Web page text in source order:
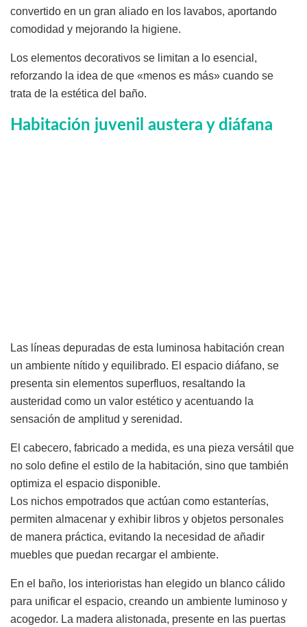
convertido en un gran aliado en los lavabos, aportando
comodidad y mejorando la higiene.
Los elementos decorativos se limitan a lo esencial,
reforzando la idea de que «menos es más» cuando se
trata de la estética del baño.
Habitación juvenil austera y diáfana
Las líneas depuradas de esta luminosa habitación crean
un ambiente nítido y equilibrado. El espacio diáfano, se
presenta sin elementos superfluos, resaltando la
austeridad como un valor estético y acentuando la
sensación de amplitud y serenidad.
El cabecero, fabricado a medida, es una pieza versátil que
no solo define el estilo de la habitación, sino que también
optimiza el espacio disponible.
Los nichos empotrados que actúan como estanterías,
permiten almacenar y exhibir libros y objetos personales
de manera práctica, evitando la necesidad de añadir
muebles que puedan recargar el ambiente.
En el baño, los interioristas han elegido un blanco cálido
para unificar el espacio, creando un ambiente luminoso y
acogedor. La madera alistonada, presente en las puertas